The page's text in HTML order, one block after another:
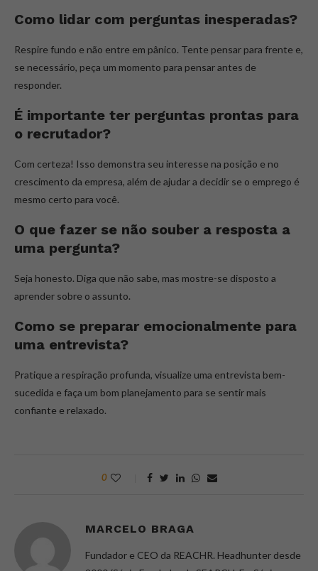
Como lidar com perguntas inesperadas?
Respire fundo e não entre em pânico. Tente pensar para frente e,
se necessário, peça um momento para pensar antes de
responder.
É importante ter perguntas prontas para
o recrutador?
Com certeza! Isso demonstra seu interesse na posição e no
crescimento da empresa, além de ajudar a decidir se o emprego é
mesmo certo para você.
O que fazer se não souber a resposta a
uma pergunta?
Seja honesto. Diga que não sabe, mas mostre-se disposto a
aprender sobre o assunto.
Como se preparar emocionalmente para
uma entrevista?
Pratique a respiração profunda, visualize uma entrevista bem-
sucedida e faça um bom planejamento para se sentir mais
confiante e relaxado.
0
MARCELO BRAGA
Fundador e CEO da REACHR. Headhunter desde